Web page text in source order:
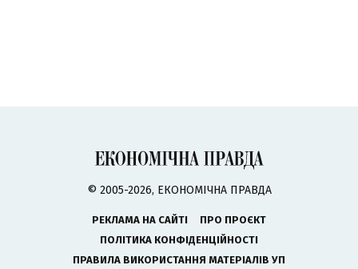
© 2005-2026, ЕКОНОМІЧНА ПРАВДА
РЕКЛАМА НА САЙТІ
ПРО ПРОЄКТ
ПОЛІТИКА КОНФІДЕНЦІЙНОСТІ
ПРАВИЛА ВИКОРИСТАННЯ МАТЕРІАЛІВ УП